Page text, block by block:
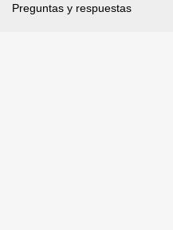
Preguntas y respuestas